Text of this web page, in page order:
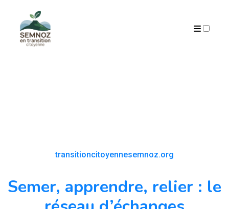
transitioncitoyennesemnoz.org
Semer, apprendre, relier : le